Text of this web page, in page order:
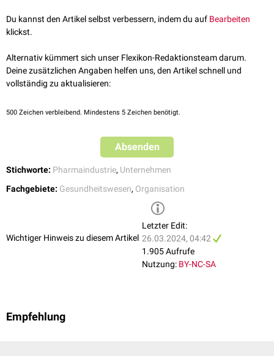
Konzern. Es hat in Deutschland rund 2.900 Mitarbeiter.
Du kannst den Artikel selbst verbessern, indem du auf Bearbeiten
klickst.
Alternativ kümmert sich unser Flexikon-Redaktionsteam darum.
Deine zusätzlichen Angaben helfen uns, den Artikel schnell und
vollständig zu aktualisieren:
500 Zeichen verbleibend. Mindestens 5 Zeichen benötigt.
Absenden
Stichworte: Pharmaindustrie, Unternehmen
Fachgebiete: Gesundheitswesen, Organisation
Wichtiger Hinweis zu diesem Artikel
Letzter Edit:
26.03.2024, 04:42
1.905 Aufrufe
Nutzung: BY-NC-SA
Empfehlung